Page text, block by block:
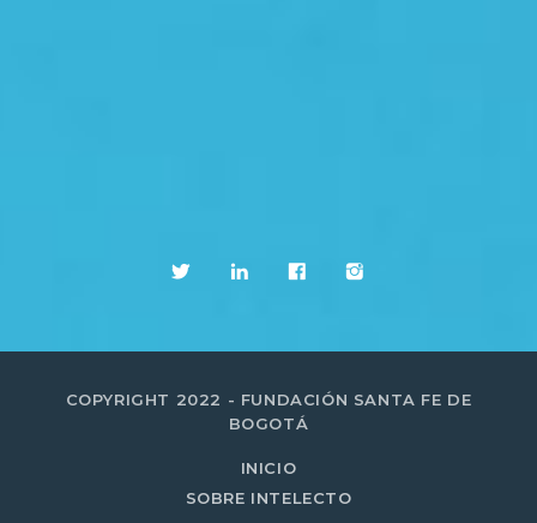
COPYRIGHT 2022 - FUNDACIÓN SANTA FE DE
BOGOTÁ
INICIO
SOBRE INTELECTO